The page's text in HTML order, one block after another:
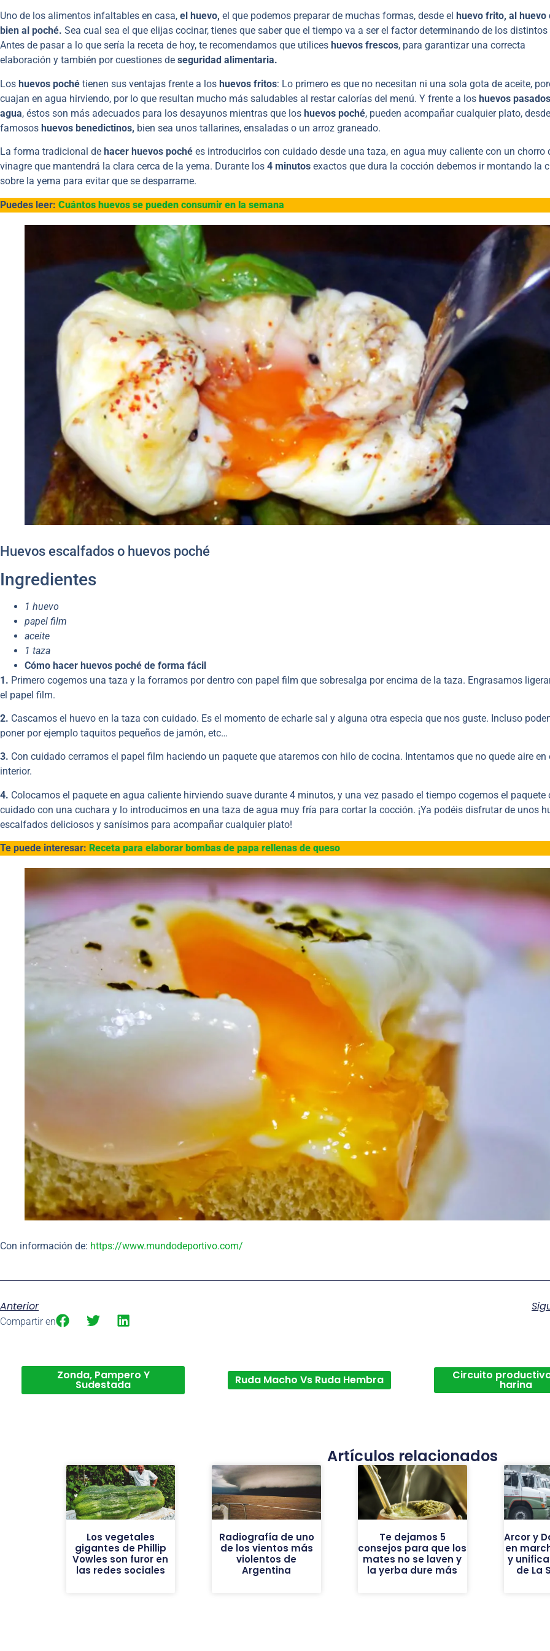
Uno de los alimentos infaltables en casa, el huevo, el que podemos preparar de muchas formas, desde el huevo frito, al huevo
bien al poché. Sea cual sea el que elijas cocinar, tienes que saber que el tiempo va a ser el factor determinando de los distintos
Antes de pasar a lo que sería la receta de hoy, te recomendamos que utilices huevos frescos, para garantizar una correcta
elaboración y también por cuestiones de seguridad alimentaria.
Los huevos poché tienen sus ventajas frente a los huevos fritos: Lo primero es que no necesitan ni una sola gota de aceite,
cuajan en agua hirviendo, por lo que resultan mucho más saludables al restar calorías del menú. Y frente a los huevos
agua, éstos son más adecuados para los desayunos mientras que los huevos poché, pueden acompañar cualquier plato,
famosos huevos benedictinos, bien sea unos tallarines, ensaladas o un arroz graneado.
La forma tradicional de hacer huevos poché es introducirlos con cuidado desde una taza, en agua muy caliente con un chorro
vinagre que mantendrá la clara cerca de la yema. Durante los 4 minutos exactos que dura la cocción debemos ir montando la
sobre la yema para evitar que se desparrame.
Puedes leer: Cuántos huevos se pueden consumir en la semana
Huevos escalfados o huevos poché
Ingredientes
1 huevo
papel film
aceite
1 taza
Cómo hacer huevos poché de forma fácil
1. Primero cogemos una taza y la forramos por dentro con papel film que sobresalga por encima de la taza. Engrasamos
el papel film.
2. Cascamos el huevo en la taza con cuidado. Es el momento de echarle sal y alguna otra especia que nos guste. Incluso
poner por ejemplo taquitos pequeños de jamón, etc…
3. Con cuidado cerramos el papel film haciendo un paquete que ataremos con hilo de cocina. Intentamos que no quede aire en
interior.
4. Colocamos el paquete en agua caliente hirviendo suave durante 4 minutos, y una vez pasado el tiempo cogemos el paquete
cuidado con una cuchara y lo introducimos en una taza de agua muy fría para cortar la cocción. ¡Ya podéis disfrutar de unos
escalfados deliciosos y sanísimos para acompañar cualquier plato!
Te puede interesar: Receta para elaborar bombas de papa rellenas de queso
Con información de: https://www.mundodeportivo.com/
Anterior
Compartir en
Zonda, Pampero Y
Sudestada Ruda Macho Vs Ruda Hembra Circuito
harina
Artículos relacionados
Los vegetales
gigantes de Phillip
Vowles son furor en
las redes sociales
Radiografía de uno
de los vientos más
violentos de
Argentina
Te dejamos 5
consejos para que los
mates no se laven y
la yerba dure más
Arcor y
en
y
de La